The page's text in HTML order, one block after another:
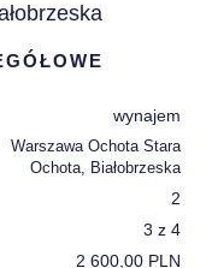
wynajem
Warszawa Ochota Stara
Ochota, Białobrzeska
2
3 z 4
2 600,00 PLN